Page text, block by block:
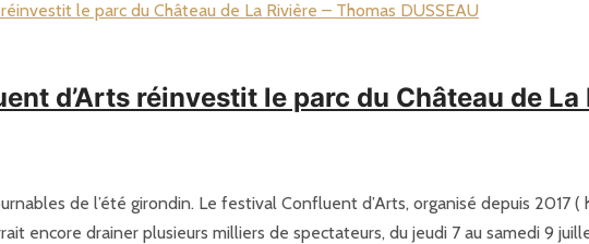
d’Arts réinvestit le parc du Château de La
de l’été girondin. Le festival Confluent d’Arts, organisé depuis
encore drainer plusieurs milliers de spectateurs, du jeudi 7 au samedi 9